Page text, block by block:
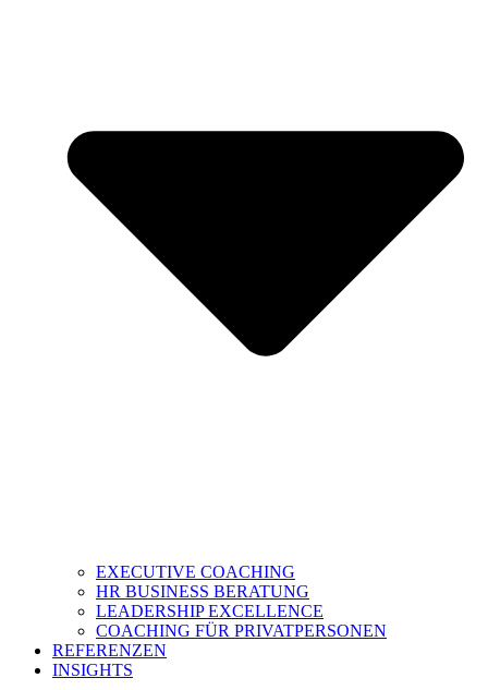
EXECUTIVE COACHING
HR BUSINESS BERATUNG
LEADERSHIP EXCELLENCE
COACHING FÜR PRIVATPERSONEN
REFERENZEN
INSIGHTS